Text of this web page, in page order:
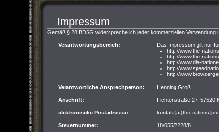
Impressum
Gemäß § 28 BDSG widerspreche ich jeder kommerziellen Verwendung
Verantwortungsbereich:
Das Impressum gilt nur
http://www.the-
http://www.the-
http://www.die-
http://
http://
Verantwortliche Ansprechperson: Henning Groß
Anschrift: Fichtenstraße 27, 57520
elektronische Postadresse: kontakt{at}the-
Steuernummer: 18/055/2228/8